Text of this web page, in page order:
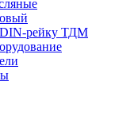
DIN-рейку ТДМ